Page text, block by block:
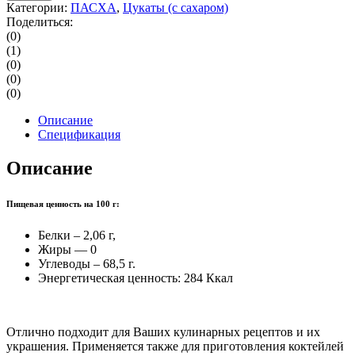
Категории: ПАСХА, Цукаты (с сахаром)
Поделиться:
(0)
(1)
(0)
(0)
(0)
Описание
Спецификация
Описание
Пищевая ценность на 100 г:
Белки – 2,06 г,
Жиры — 0
Углеводы – 68,5 г.
Энергетическая ценность: 284 Ккал
Отлично подходит для Ваших кулинарных рецептов и их
украшения. Применяется также для приготовления коктейлей